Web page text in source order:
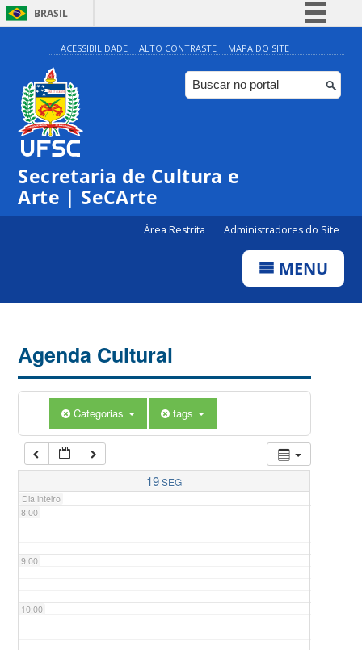
BRASIL
Simplifique!
Comunica BR
Participe
ACESSIBILIDADE ALTO CONTRASTE MAPA DO SITE
Secretaria de Cultura e
Arte | SeCArte
Área Restrita Administradores do Site
MENU
Agenda Cultural
Categorias tags
19SEG
Dia inteiro
0:00
1:00
5:00
7:00
8:00
9:00
10:00